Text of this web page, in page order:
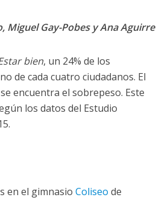
Miguel Gay-PobesyAna Aguirre
bien, un 24% de los
de cada cuatro ciudadanos. El
encuentra el sobrepeso. Este
los datos del Estudio
en el gimnasioColiseo de